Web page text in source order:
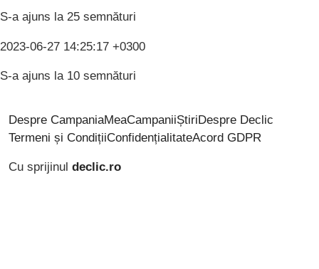
S-a ajuns la 25 semnături
2023-06-27 14:25:17 +0300
S-a ajuns la 10 semnături
Despre CampaniaMeaCampaniiȘtiri Despre Declic
Termeni și CondițiiConfidențialitateAcord GDPR
Cu sprijinul declic.ro